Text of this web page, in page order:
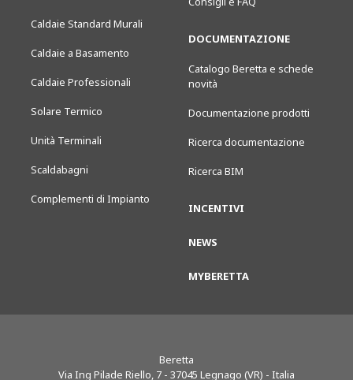
Caldaie Standard Murali
Caldaie a Basamento
Caldaie Professionali
Solare Termico
Unità Terminali
Scaldabagni
Complementi di Impianto
DOCUMENTAZIONE
Catalogo Beretta e schede
novità
Documentazione prodotti
Ricerca documentazione
Ricerca BIM
INCENTIVI
NEWS
MYBERETTA
Beretta
Via Ing Pilade Riello, 7 - 37045 Legnago (VR) - Italia